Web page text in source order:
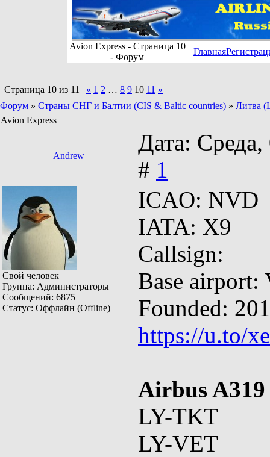
Avion Express - Страница 10
- Форум
Главная
Страница 10 из 11 « 1 2 … 8 9 10 11 »
Форум » Страны СНГ и Балтии (CIS & Baltic countries) » Литва
Avion Express
Andrew
Дата:
# 1
Свой человек
Группа: Администраторы
Сообщений: 6875
Статус: Оффлайн (Offline)
ICAO: NVD
IATA: X9
Callsign:
Base
Founded:
https://u.to/
Airbus A319
LY-TKT
LY-VET